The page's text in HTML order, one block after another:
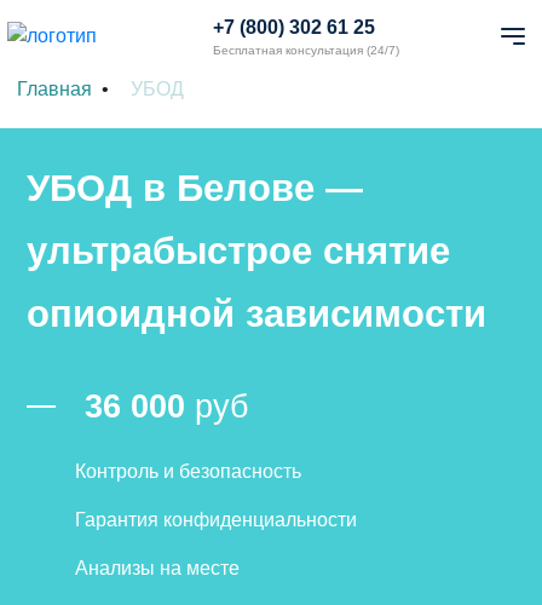
+7 (800) 302 61 25
Бесплатная консультация (24/7)
Главная УБОД
УБОД в Белове —
ультрабыстрое снятие
опиоидной зависимости
36 000 руб
Контроль и безопасность
Гарантия конфиденциальности
Анализы на месте